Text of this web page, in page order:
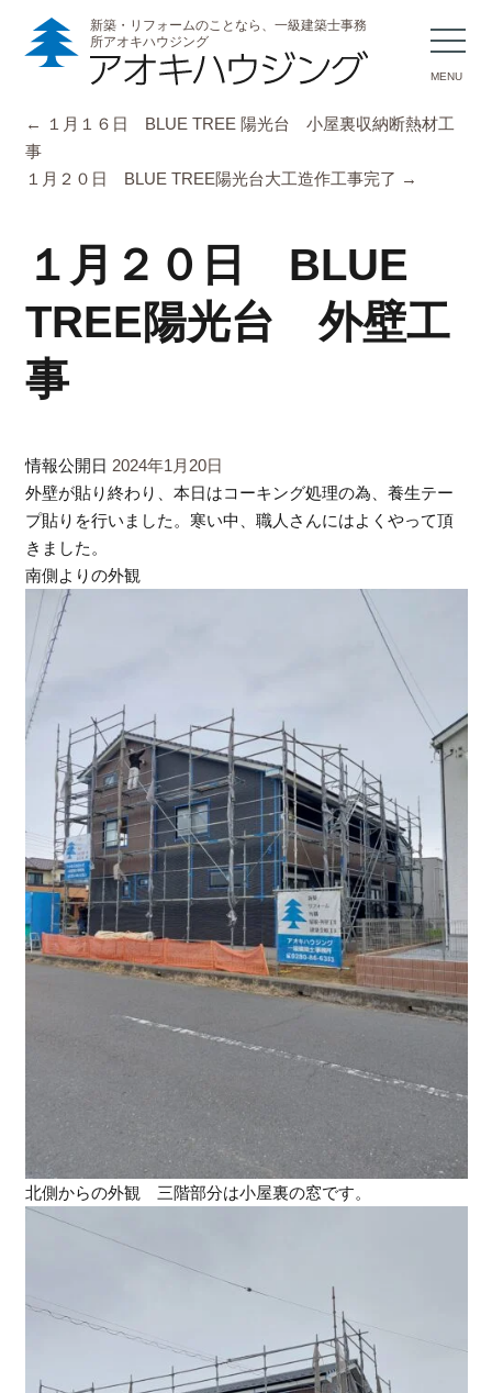
新築・リフォームのことなら、一級建築士事務
所アオキハウジング
MENU
←
１月１６日 BLUE TREE 陽光台 小屋裏収納断熱材工
事
１月２０日 BLUE TREE陽光台大工造作工事完了 →
１月２０日 BLUE
TREE陽光台 外壁工
事
情報公開日 2024年1月20日
外壁が貼り終わり、本日はコーキング処理の為、養生テー
プ貼りを行いました。寒い中、職人さんにはよくやって頂
きました。
南側よりの外観
北側からの外観 三階部分は小屋裏の窓です。